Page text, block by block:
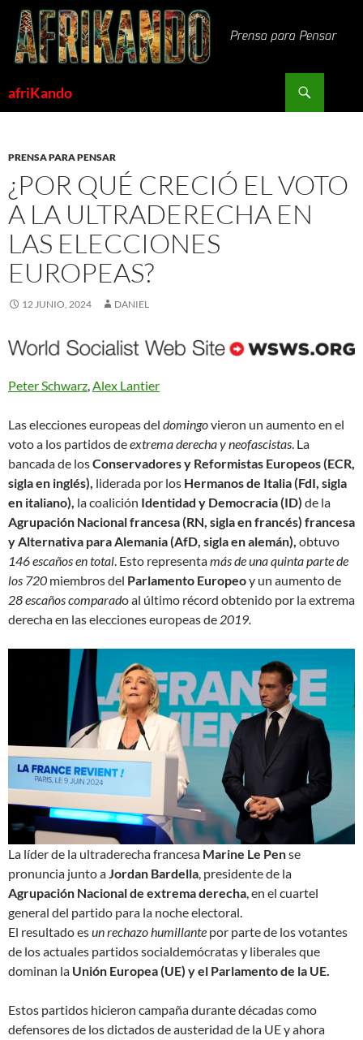
Saltar
contenido
afriKando
PRENSA PARA PENSAR
¿POR QUÉ CRECIÓ EL VOTO
A LA ULTRADERECHA EN
LAS ELECCIONES
EUROPEAS?
12 JUNIO, 2024 DANIEL
Peter Schwarz,Alex Lantier
Las elecciones europeas del domingovieron un aumento en el
voto a los partidos deextrema derecha y neofascistas. La
bancada de losConservadores y Reformistas Europeos (ECR,
sigla en inglés), liderada por los Hermanos de Italia (FdI, sigla
en italiano), la coalición Identidad y Democracia (ID) de la
Agrupación Nacional francesa (RN, sigla en francés) francesa
y Alternativa para Alemania (AfD, sigla en alemán), obtuvo
146 escaños en total. Esto representamás de una quinta parte de
los 720 miembros del Parlamento Europeoy un aumento de
28 escaños comparado al último récord obtenido por la extrema
derecha en las elecciones europeas de 2019.
La líder de la ultraderecha francesa Marine Le Pense
pronuncia junto aJordan Bardella, presidente de la
Agrupación Nacional de extrema derecha, en el cuartel
general del partido para la noche electoral.
El resultado esun rechazo humillante por parte de los votantes
de los actuales partidos socialdemócratas y liberales que
dominan la Unión Europea (UE) y el Parlamento de la UE.
Estos partidos hicieron campaña durante décadas como
defensores de los dictados de austeridad de la UE y ahora